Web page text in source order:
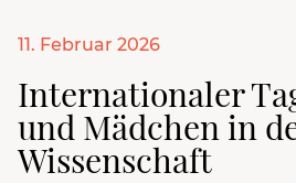
11. Februar 2026
Internationaler
und Mädchen in
Wissenschaft